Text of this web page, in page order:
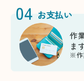
04 お支払い
作
ま
※作